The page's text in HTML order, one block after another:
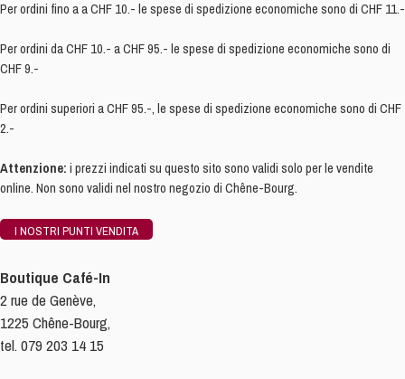
Per ordini fino a a CHF 10.- le spese di spedizione economiche sono di CHF 11.-
Per ordini da CHF 10.- a CHF 95.- le spese di spedizione economiche sono di
CHF 9.-
Per ordini superiori a CHF 95.-, le spese di spedizione economiche sono di CHF
2.-
Attenzione: i prezzi indicati su questo sito sono validi solo per le vendite
online. Non sono validi nel nostro negozio di Chêne-Bourg.
I NOSTRI PUNTI VENDITA
Boutique Café-In
2 rue de Genève,
1225 Chêne-Bourg,
tel. 079 203 14 15